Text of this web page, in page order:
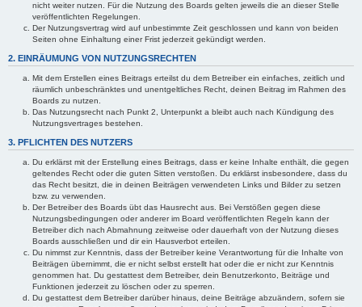
nicht weiter nutzen. Für die Nutzung des Boards gelten jeweils die an dieser Stelle
veröffentlichten Regelungen.
Der Nutzungsvertrag wird auf unbestimmte Zeit geschlossen und kann von beiden
Seiten ohne Einhaltung einer Frist jederzeit gekündigt werden.
2. EINRÄUMUNG VON NUTZUNGSRECHTEN
Mit dem Erstellen eines Beitrags erteilst du dem Betreiber ein einfaches, zeitlich und
räumlich unbeschränktes und unentgeltliches Recht, deinen Beitrag im Rahmen des
Boards zu nutzen.
Das Nutzungsrecht nach Punkt 2, Unterpunkt a bleibt auch nach Kündigung des
Nutzungsvertrages bestehen.
3. PFLICHTEN DES NUTZERS
Du erklärst mit der Erstellung eines Beitrags, dass er keine Inhalte enthält, die gegen
geltendes Recht oder die guten Sitten verstoßen. Du erklärst insbesondere, dass du
das Recht besitzt, die in deinen Beiträgen verwendeten Links und Bilder zu setzen
bzw. zu verwenden.
Der Betreiber des Boards übt das Hausrecht aus. Bei Verstößen gegen diese
Nutzungsbedingungen oder anderer im Board veröffentlichten Regeln kann der
Betreiber dich nach Abmahnung zeitweise oder dauerhaft von der Nutzung dieses
Boards ausschließen und dir ein Hausverbot erteilen.
Du nimmst zur Kenntnis, dass der Betreiber keine Verantwortung für die Inhalte von
Beiträgen übernimmt, die er nicht selbst erstellt hat oder die er nicht zur Kenntnis
genommen hat. Du gestattest dem Betreiber, dein Benutzerkonto, Beiträge und
Funktionen jederzeit zu löschen oder zu sperren.
Du gestattest dem Betreiber darüber hinaus, deine Beiträge abzuändern, sofern sie